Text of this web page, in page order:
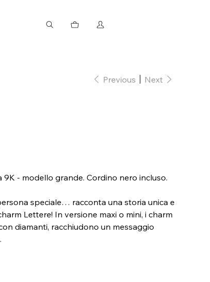
Previous Next
- modello grande. Cordino nero incluso.
speciale… racconta una storia unica e
Lettere! In versione maxi o mini, i charm
diamanti, racchiudono un messaggio